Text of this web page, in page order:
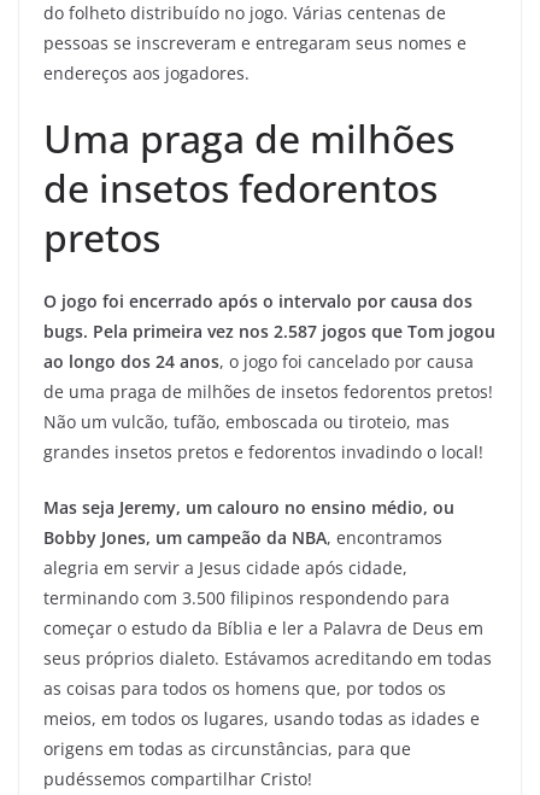
do folheto distribuído no jogo. Várias centenas de
pessoas se inscreveram e entregaram seus nomes e
endereços aos jogadores.
Uma praga de milhões
de insetos fedorentos
pretos
O jogo foi encerrado após o intervalo por causa dos
bugs. Pela primeira vez nos 2.587 jogos que Tom jogou
ao longo dos 24 anos, o jogo foi cancelado por causa
de uma praga de milhões de insetos fedorentos pretos!
Não um vulcão, tufão, emboscada ou tiroteio, mas
grandes insetos pretos e fedorentos invadindo o local!
Mas seja Jeremy, um calouro no ensino médio, ou
Bobby Jones, um campeão da NBA, encontramos
alegria em servir a Jesus cidade após cidade,
terminando com 3.500 filipinos respondendo para
começar o estudo da Bíblia e ler a Palavra de Deus em
seus próprios dialeto. Estávamos acreditando em todas
as coisas para todos os homens que, por todos os
meios, em todos os lugares, usando todas as idades e
origens em todas as circunstâncias, para que
pudéssemos compartilhar Cristo!